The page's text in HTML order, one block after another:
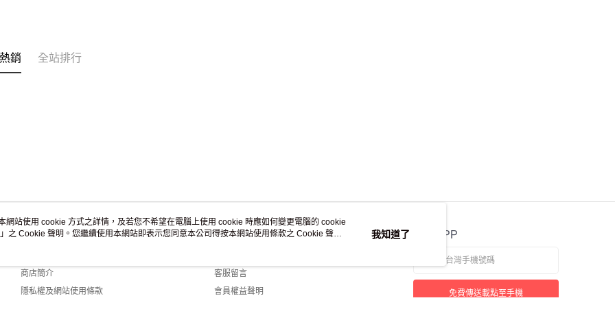
銷 全站排行
關於我們
商店簡介
隱私權及網站使用條款
客服資訊
客服留言
會員權益聲明
官方APP
免費傳送載點至手機
網站使用 cookie 方式之詳情，及若您不希望在電腦上使用 cookie 時應如何變更電腦的 cookie
」之 Cookie 聲明。您繼續使用本網站即表示您同意本公司得按本網站使用條款之 Cookie 聲明
我知道了